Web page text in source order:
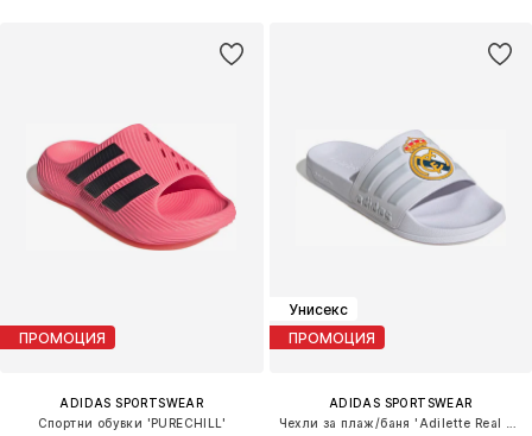
ПРОМОЦИЯ
ADIDAS SPORTSWEAR
Спортни обувки 'PURECHILL'
Унисекс
ПРОМОЦИЯ
ADIDAS SPORTSWEAR